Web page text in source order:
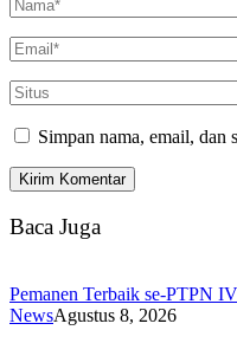
Simpan nama, email, dan
Baca Juga
Pemanen Terbaik se-PTPN
NewsAgustus 8, 2026